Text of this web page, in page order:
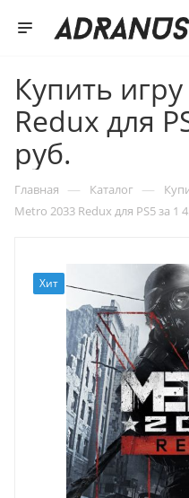
Купить
Redux для
руб.
Главная — Каталог —
Metro 2033 Redux для PS5 за 1
Хит